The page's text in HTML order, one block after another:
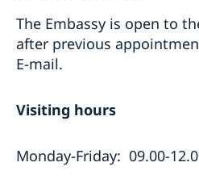
The Embassy is open to
after previous
E-mail.
Visiting hours
Monday-Friday: 09.00-